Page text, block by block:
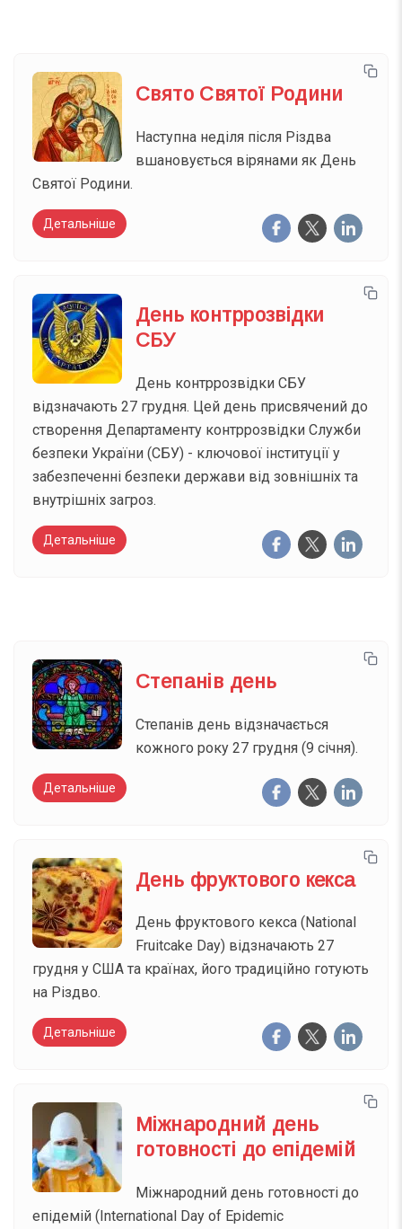
Свято Святої Родини
Наступна неділя після Різдва
вшановується вірянами як День
Святої Родини.
Детальніше
День контррозвідки
СБУ
День контррозвідки СБУ
відзначають 27 грудня. Цей день присвячений до
створення Департаменту контррозвідки Служби
безпеки України (СБУ) - ключової інституції у
забезпеченні безпеки держави від зовнішніх та
внутрішніх загроз.
Детальніше
Степанів день
Степанів день відзначається
кожного року 27 грудня (9 січня).
Детальніше
День фруктового кекса
День фруктового кекса (National
Fruitcake Day) відзначають 27
грудня у США та країнах, його традиційно готують
на Різдво.
Детальніше
Міжнародний день
готовності до епідемій
Міжнародний день готовності до
епідемій (International Day of Epidemic